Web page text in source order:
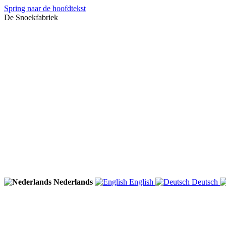
Spring naar de hoofdtekst
De Snoekfabriek
Nederlands English Deutsch